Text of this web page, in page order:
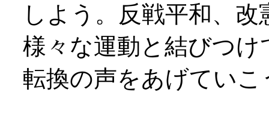
しよう。反戦平和、
様々な運動と結びつ
転換の声をあげていこ